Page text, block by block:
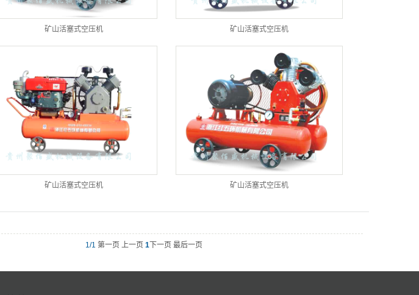
矿山活塞式空压机 矿山活塞式空压机
矿山活塞式空压机 矿山活塞式空压机
1/1 第一页 上一页 1 下一页 最后一页